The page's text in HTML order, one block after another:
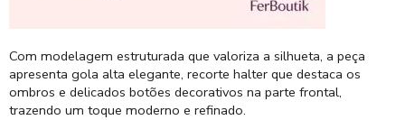
Com modelagem estruturada que valoriza a silhueta, a peça
apresenta gola alta elegante, recorte halter que destaca os
ombros e delicados botões decorativos na parte frontal,
trazendo um toque moderno e refinado.